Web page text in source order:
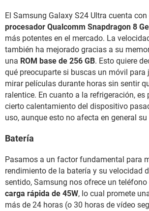
El Samsung Galaxy S24 Ultra cuenta con
procesador Qualcomm Snapdragon 8
más potentes en el mercado. La
también ha mejorado gracias a su
una ROM base de 256 GB. Esto quiere
qué preocuparte si buscas un móvil para
mirar películas durante horas sin sentir
ralentice. En cuanto a la refrigeración, es
cierto calentamiento del dispositivo
uso, aunque esto no afecta en general
Batería
Pasamos a un factor fundamental para
rendimiento de la batería y su velocidad
sentido, Samsung nos ofrece un teléfono
carga rápida de 45W, lo cual promete
más de 24 horas (o 30 horas de vídeo